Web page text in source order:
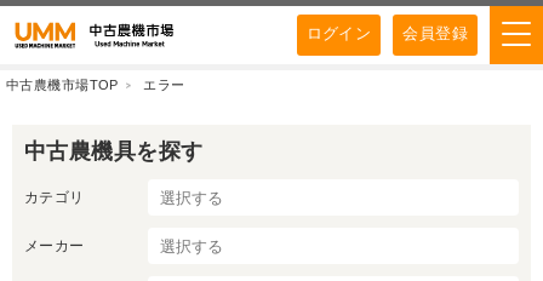
ログイン 会員登録
中古農機市場TOP エラー
中古農機具を探す
カテゴリ
メーカー